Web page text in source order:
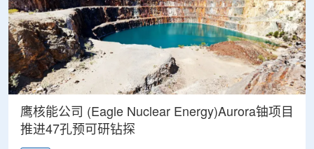
鹰核能公司 (Eagle Nuclear Energy)Aurora铀项目
推进47孔预可研钻探